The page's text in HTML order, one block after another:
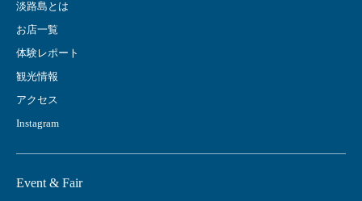
淡路島とは
お店一覧
体験レポート
観光情報
アクセス
Instagram
Event & Fair